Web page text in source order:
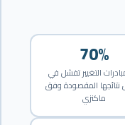
70%
التغيير تفشل في
نتائجها المقصودة وفق
ماكنزي